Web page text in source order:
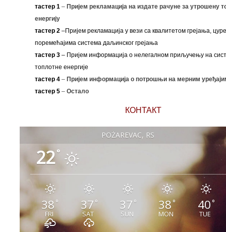
тастер 1–Пријем рекламација на издате рачуне за утрошену
енергију
тастер 2–Пријем рекламација у вези са квалитетом грејања,
поремећајима система даљинског грејања
тастер 3– Пријем информација о нелегалном приључењу на
топлотне енергије
тастер 4 – Пријем информација о потрошњи на мерним
тастер 5 – Остало
КОНТАКТ
POŽAREVAC, RS
22°
38°
FRI
37°
SAT
37 °
SUN
38°
MON
40°
TUE